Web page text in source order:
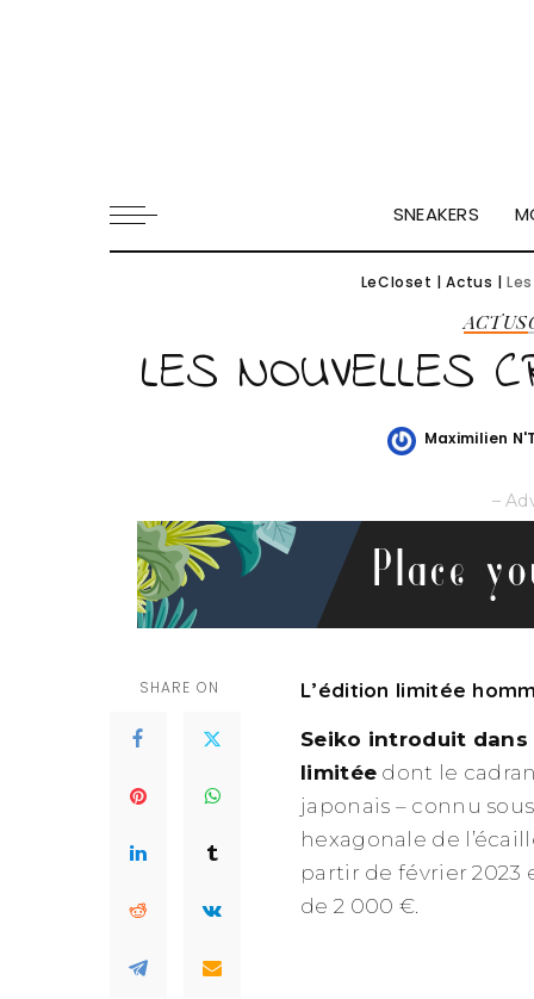
SNEAKERS
LeCloset |Actus |
ACTUS
LES NOUVELLES
Posted
Maximilien
–
SHARE ON L’édition limitée
Seiko introduit
limitée dont le
japonais – connu
hexagonale de
partir de février 2023
de 2 000 €.